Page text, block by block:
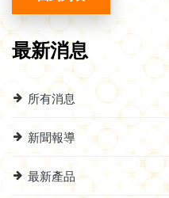
最新消息
所有消息
新聞報導
最新產品